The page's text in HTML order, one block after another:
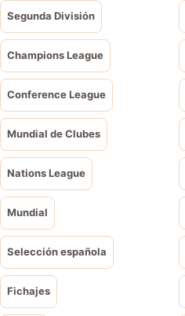
Segunda División
Champions League
Conference League
Mundial de Clubes
Nations League
Mundial
Selección española
Fichajes